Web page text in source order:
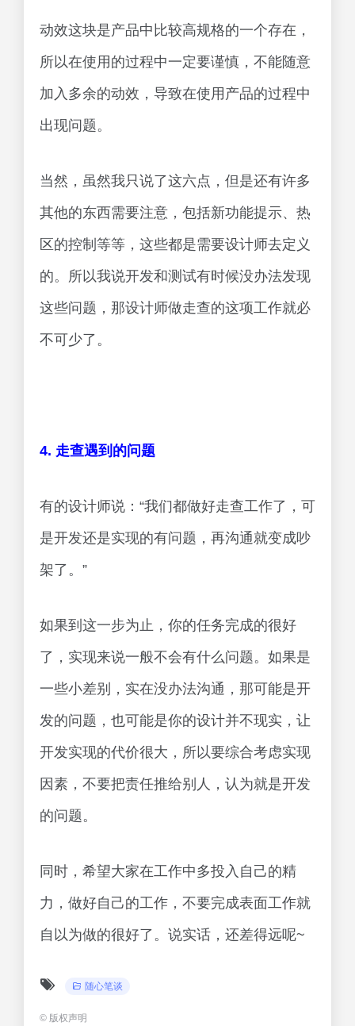
动效这块是产品中比较高规格的一个存在，
所以在使用的过程中一定要谨慎，不能随意
加入多余的动效，导致在使用产品的过程中
出现问题。
当然，虽然我只说了这六点，但是还有许多
其他的东西需要注意，包括新功能提示、热
区的控制等等，这些都是需要设计师去定义
的。所以我说开发和测试有时候没办法发现
这些问题，那设计师做走查的这项工作就必
不可少了。
4. 走查遇到的问题
有的设计师说：“我们都做好走查工作了，可
是开发还是实现的有问题，再沟通就变成吵
架了。”
如果到这一步为止，你的任务完成的很好
了，实现来说一般不会有什么问题。如果是
一些小差别，实在没办法沟通，那可能是开
发的问题，也可能是你的设计并不现实，让
开发实现的代价很大，所以要综合考虑实现
因素，不要把责任推给别人，认为就是开发
的问题。
同时，希望大家在工作中多投入自己的精
力，做好自己的工作，不要完成表面工作就
自以为做的很好了。说实话，还差得远呢~
随心笔谈
© 版权声明